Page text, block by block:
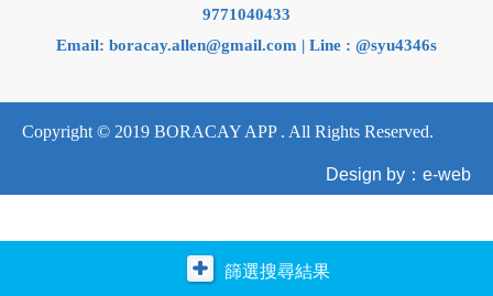
篩選搜尋結果
9771040433
Email: boracay.allen@gmail.com | Line : @syu4346s
Copyright © 2019 BORACAY APP . All Rights Reserved.
Design by：e-web